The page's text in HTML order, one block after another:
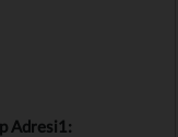
Adresi1: